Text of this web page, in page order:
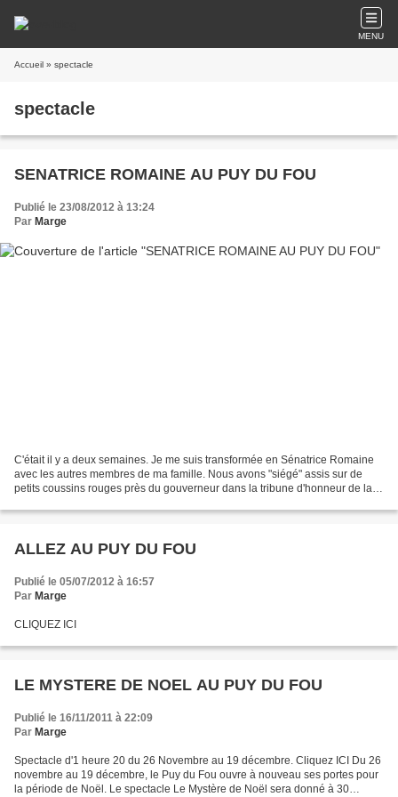
MENU
Accueil » spectacle
spectacle
SENATRICE ROMAINE AU PUY DU FOU
Publié le 23/08/2012 à 13:24
Par Marge
C'était il y a deux semaines. Je me suis transformée en Sénatrice Romaine
avec les autres membres de ma famille. Nous avons "siégé" assis sur de
petits coussins rouges près du gouverneur dans la tribune d'honneur de la
ALLEZ AU PUY DU FOU
Publié le 05/07/2012 à 16:57
Par Marge
CLIQUEZ ICI
LE MYSTERE DE NOEL AU PUY DU FOU
Publié le 16/11/2011 à 22:09
Par Marge
Spectacle d'1 heure 20 du 26 Novembre au 19 décembre. Cliquez ICI Du 26
novembre au 19 décembre, le Puy du Fou ouvre à nouveau ses portes pour
la période de Noël. Le spectacle Le Mystère de Noël sera donné à 30